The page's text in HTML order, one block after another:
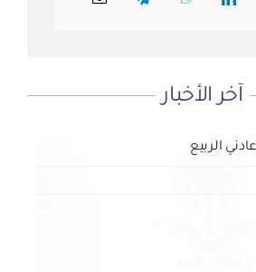
آخر الأخبار
الربيع